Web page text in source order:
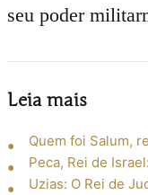
seu poder
Leia mais
Quem foi Salum,
Peca, Rei de
Uzias: O Rei de